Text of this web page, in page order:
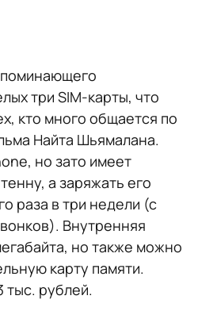
три SIM-карты, что
кто много общается по
Найта Шьямалана.
но зато имеет
а заряжать его
раза в три недели (с
Внутренняя
но также можно
карту памяти.
тыс. рублей.